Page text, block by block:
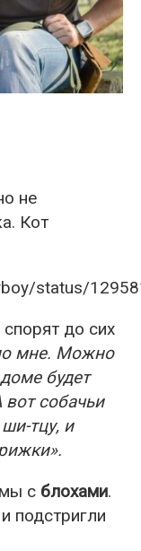
не
Кот
status/
до сих
мне. Можно
будет
собачьи
тцу, и
с блохами.
подстригли